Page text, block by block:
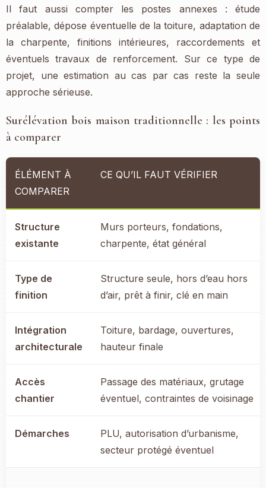
Il faut aussi compter les postes annexes : étude
préalable, dépose éventuelle de la toiture, adaptation de
la charpente, finitions intérieures, raccordements et
éventuels travaux de renforcement. Sur ce type de
projet, une estimation au cas par cas reste la seule
approche sérieuse.
Surélévation bois maison traditionnelle : les points
à comparer
ÉLÉMENT À
COMPARER
CE QU’IL FAUT VÉRIFIER
Structure
existante
Murs porteurs, fondations,
charpente, état général
Type de
finition
Structure seule, hors d’eau hors
d’air, prêt à finir, clé en main
Intégration
architecturale
Toiture, bardage, ouvertures,
hauteur finale
Accès
chantier
Passage des matériaux, grutage
éventuel, contraintes de voisinage
Démarches
PLU, autorisation d’urbanisme,
secteur protégé éventuel